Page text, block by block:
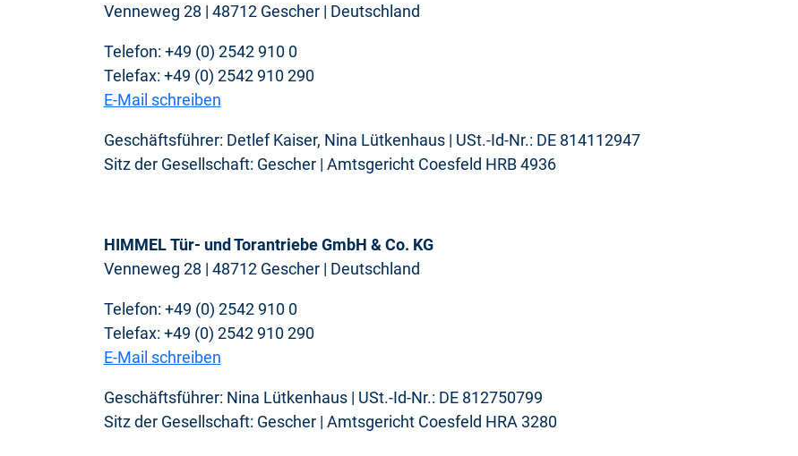
Venneweg 28 | 48712 Gescher | Deutschland
Telefon: +49 (0) 2542 910 0
Telefax: +49 (0) 2542 910 290
E-Mail schreiben
Geschäftsführer: Detlef Kaiser, Nina Lütkenhaus | USt.-Id-Nr.: DE 814112947
Sitz der Gesellschaft: Gescher | Amtsgericht Coesfeld HRB 4936
HIMMEL Tür- und Torantriebe GmbH & Co. KG
Venneweg 28 | 48712 Gescher | Deutschland
Telefon: +49 (0) 2542 910 0
Telefax: +49 (0) 2542 910 290
E-Mail schreiben
Geschäftsführer: Nina Lütkenhaus | USt.-Id-Nr.: DE 812750799
Sitz der Gesellschaft: Gescher | Amtsgericht Coesfeld HRA 3280